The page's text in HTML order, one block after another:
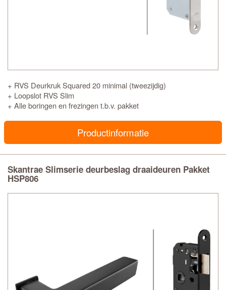
+ RVS Deurkruk Squared 20 minimal (tweezijdig)
+ Loopslot RVS Slim
+ Alle boringen en frezingen t.b.v. pakket
Productinformatie
Skantrae Slimserie deurbeslag draaideuren Pakket
HSP806